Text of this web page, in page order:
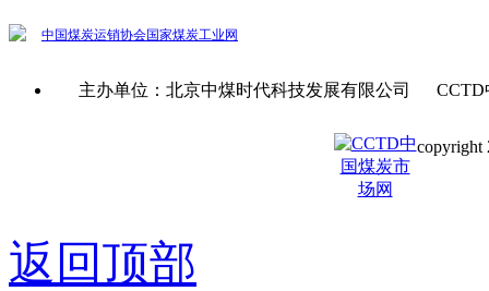
中国煤炭运销协会国家煤炭工业网
主办单位：北京中煤时代科技发展有限公司
copyright
返回顶部